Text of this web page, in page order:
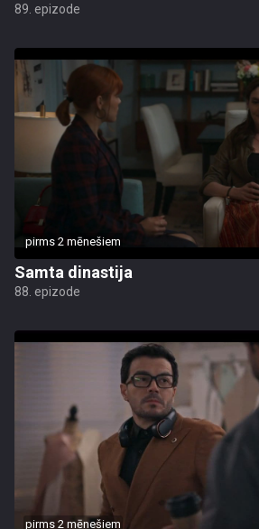
89. epizode
pirms 2 mēnešiem
Samta dinastija
88. epizode
pirms 2 mēnešiem